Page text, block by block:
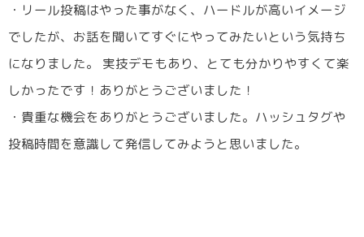
・リール投稿はやった事がなく、ハードルが高いイメージ
でしたが、お話を聞いてすぐにやってみたいという気持ち
になりました。 実技デモもあり、とても分かりやすくて楽
しかったです！ありがとうございました！
・貴重な機会をありがとうございました。ハッシュタグや
投稿時間を意識して発信してみようと思いました。